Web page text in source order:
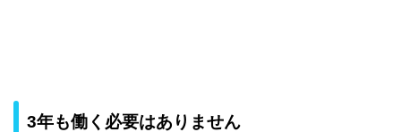
3年も働く必要はありません